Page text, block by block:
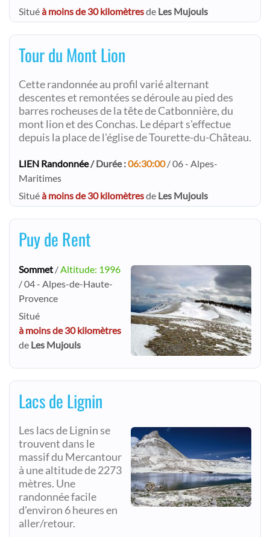
Situéà moins de 30 kilomètresde Les Mujouls
Tour du Mont Lion
Cette randonnée au profil varié alternant
descentes et remontées se déroule au pied des
barres rocheuses de la tête de Catbonnière, du
mont lion et des Conchas. Le départ s'effectue
depuis la place de l'église de Tourette-du-Château.
LIEN Randonnée/ Durée :06:30:00/ 06 - Alpes-
Maritimes
Situéà moins de 30 kilomètresde Les Mujouls
Puy de Rent
Sommet /Altitude: 1996
/ 04 - Alpes-de-Haute-
Provence
Situé
à moins de 30 kilomètres
de Les Mujouls
Lacs de Lignin
Les lacs de Lignin se
trouvent dans le
massif du Mercantour
à une altitude de 2273
mètres. Une
randonnée facile
d'environ 6 heures en
aller/retour.